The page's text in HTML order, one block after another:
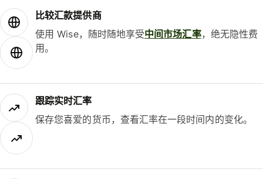
比较汇款提供商
使用 Wise，随时随地享受中间市场汇率，绝无隐性费
用。
跟踪实时汇率
保存您喜爱的货币，查看汇率在一段时间内的变化。